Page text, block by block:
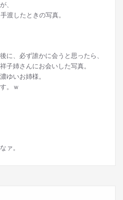
、
渡したときの写真。
に、必ず誰かに会うと思ったら、
子姉さんにお会いした写真。
ゆいお姉様。
。ｗ
ァ。